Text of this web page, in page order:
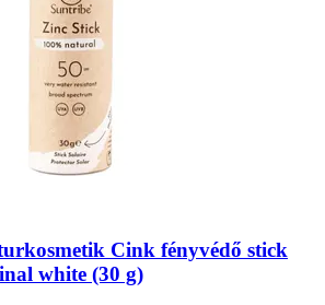
Cink fényvédő stick
white (30 g)